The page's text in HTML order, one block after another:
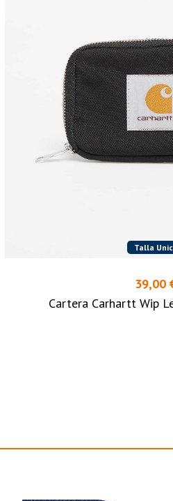
Talla
39,00
Cartera Carhartt Wip